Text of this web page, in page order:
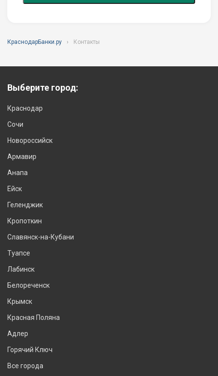
КраснодарБанки.ру Контакты
Выберите город:
Краснодар
Сочи
Новороссийск
Армавир
Анапа
Ейск
Геленджик
Кропоткин
Славянск-на-Кубани
Туапсе
Лабинск
Белореченск
Крымск
Красная Поляна
Адлер
Горячий Ключ
Все города